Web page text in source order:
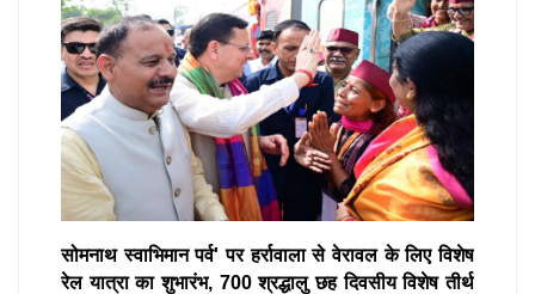
सोमनाथ स्वाभिमान पर्व' पर हर्रावाला से वेरावल के लिए विशेष
रेल यात्रा का शुभारंभ, 700 श्रद्धालु छह दिवसीय विशेष तीर्थ